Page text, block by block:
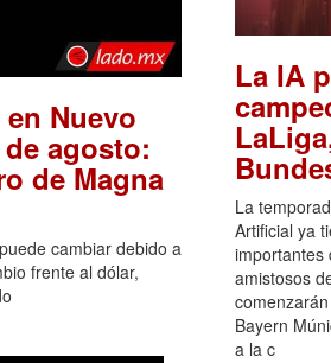
Nuevo
agosto:
de Magna
cambiar debido a
frente al dólar,
La IA
La
Artificial ya
importantes
amistosos
Bayern
a la c